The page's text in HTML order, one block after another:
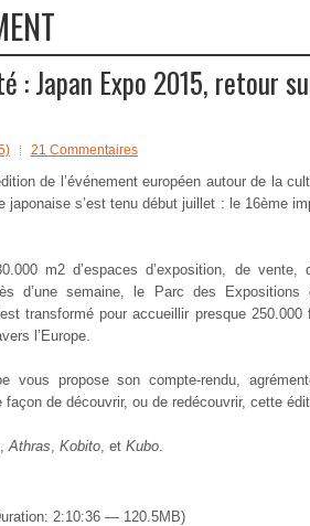
: Japan Expo 2015, retour
21 Commentaires
de l’événement européen autour de la
japonaise s’est tenu début juillet : le 16ème
m2 d’espaces d’exposition, de vente,
d’une semaine, le Parc des Expositions
transformé pour accueillir presque 250.000
l’Europe.
vous propose son compte-rendu,
de découvrir, ou de redécouvrir, cette
,Athras, Kobito, et Kubo.
2:10:36 — 120.5MB)